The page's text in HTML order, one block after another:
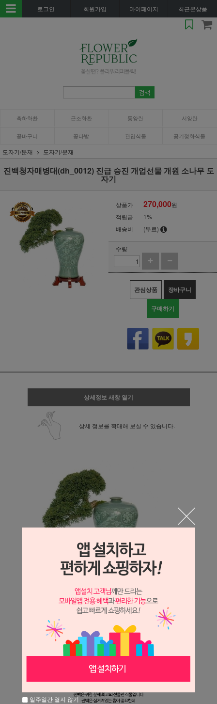
로그인 회원가입 마이페이지 최근본상품
축하화환 근조화환 동양란 서양란
꽃바구니 꽃다발 관엽식물 공기정화식물
도자기/분재 도자기/분재
진백청자매병대(dh_0012) 진급 승진 개업선물 개원 소나무 도
자기
상품가 270,000원
적립금
1%
배송비
(무료)
수량
관심상품 장바구니
구매하기
상세정보 새창 열기
상세 정보를 확대해 보실 수 있습니다.
일주일간 열지 않기